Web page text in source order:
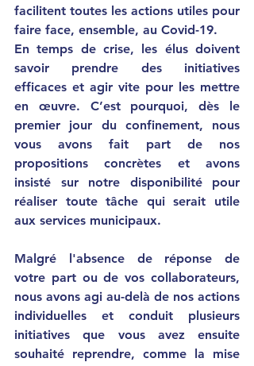
facilitent toutes les actions utiles pour
faire face, ensemble, au Covid-19.
En temps de crise, les élus doivent
savoir prendre des initiatives
efficaces et agir vite pour les mettre
en œuvre. C’est pourquoi, dès le
premier jour du confinement, nous
vous avons fait part de nos
propositions concrètes et avons
insisté sur notre disponibilité pour
réaliser toute tâche qui serait utile
aux services municipaux.
Malgré l'absence de réponse de
votre part ou de vos collaborateurs,
nous avons agi au-delà de nos actions
individuelles et conduit plusieurs
initiatives que vous avez ensuite
souhaité reprendre, comme la mise